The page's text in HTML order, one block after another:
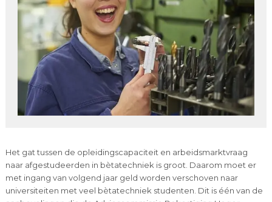
Het gat tussen de opleidingscapaciteit en arbeidsmarktvraag
naar afgestudeerden in bètatechniek is groot. Daarom moet er
met ingang van volgend jaar geld worden verschoven naar
universiteiten met veel bètatechniek studenten. Dit is één van de